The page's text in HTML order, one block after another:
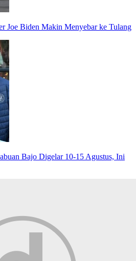
Joe Biden Makin Menyebar ke Tulang
Bajo Digelar 10-15 Agustus, Ini